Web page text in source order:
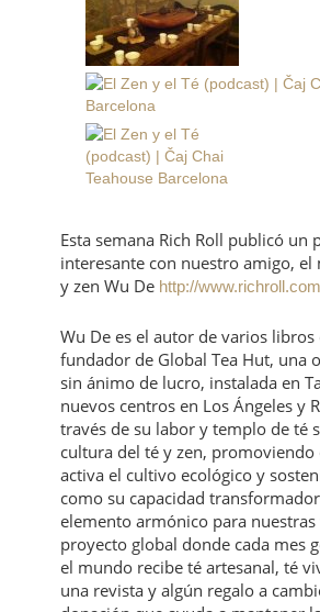
Esta semana Rich Roll publicó un
interesante con nuestro amigo, el
y zen Wu De http://
Wu De es el autor de varios libros
fundador de Global Tea Hut, una
sin ánimo de lucro, instalada en
nuevos centros en Los Ángeles y
través de su labor y templo de té
cultura del té y zen, promoviendo
activa el cultivo ecológico y
como su capacidad
elemento armónico para nuestras
proyecto global donde cada mes
el mundo recibe té artesanal, té
una revista y algún regalo a